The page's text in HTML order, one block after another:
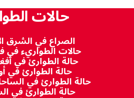
حالات
الصراع في الشرق
حالات الطواريء
حالة الطوارئ في
حالة الطوارئ في
حالة الطوارئ في
حالة الطوارئ في